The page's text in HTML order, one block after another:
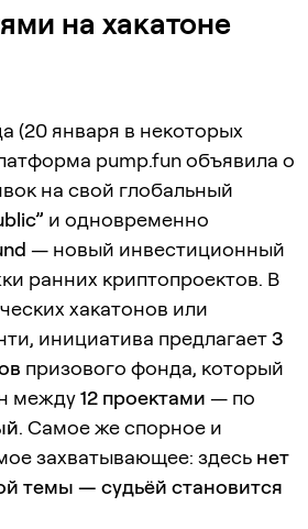
на хакатоне
(20 января в некоторых
pump.fun объявила о
на свой глобальный
и одновременно
— новый инвестиционный
ранних криптопроектов. В
хакатонов или
инициатива предлагает3
призового фонда, который
между12 проектами — по
. Самое же спорное и
захватывающее: здесь нет
темы — судьёй становится